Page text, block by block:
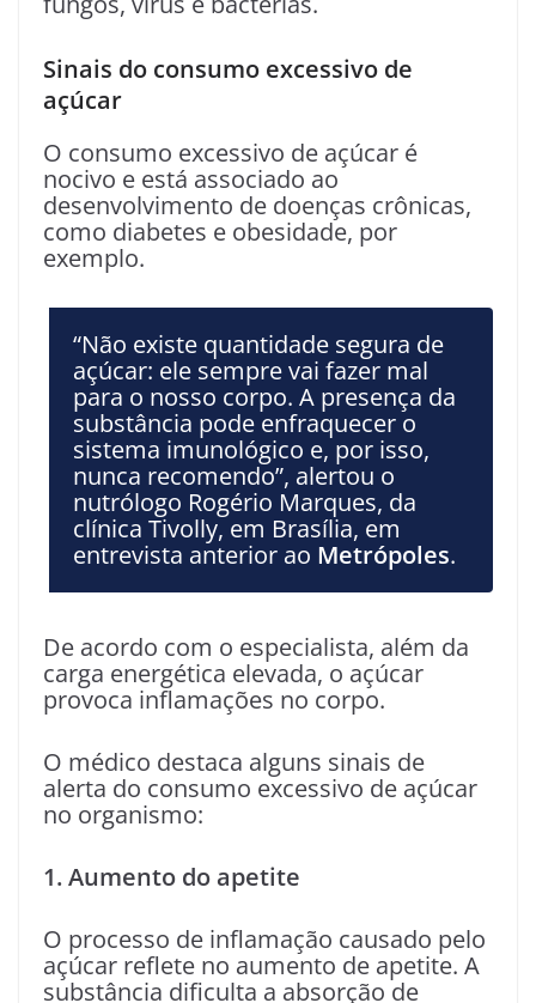
Sinais do consumo excessivo de
açúcar
O consumo excessivo de açúcar é
nocivo e está associado ao
desenvolvimento de doenças crônicas,
como diabetes e obesidade, por
exemplo.
“Não existe quantidade segura de
açúcar: ele sempre vai fazer mal
para o nosso corpo. A presença da
substância pode enfraquecer o
sistema imunológico e, por isso,
nunca recomendo”, alertou o
nutrólogo Rogério Marques, da
clínica Tivolly, em Brasília, em
entrevista anterior ao Metrópoles.
De acordo com o especialista, além da
carga energética elevada, o açúcar
provoca inflamações no corpo.
O médico destaca alguns sinais de
alerta do consumo excessivo de açúcar
no organismo:
1. Aumento do apetite
O processo de inflamação causado pelo
açúcar reflete no aumento de apetite. A
substância dificulta a absorção de